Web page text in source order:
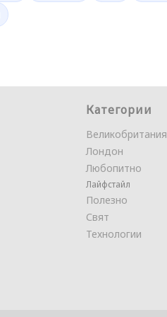
Категории
Великобритания
Лондон
Любопитно
Лайфстайл
Полезно
Свят
Технологии